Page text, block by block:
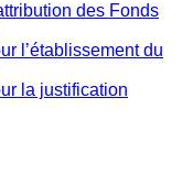
des Fonds
l’établissement du
la justification